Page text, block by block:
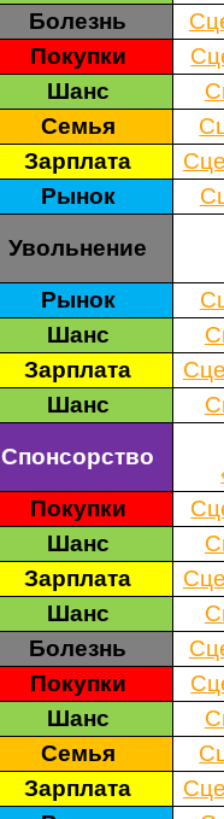
Болезнь
Покупки
Шанс
Семья
Зарплата
Рынок
Увольнение
Рынок
Шанс
Зарплата
Шанс
Спонсорство
Покупки
Шанс
Зарплата
Шанс
Болезнь
Покупки
Шанс
Семья
Зарплата